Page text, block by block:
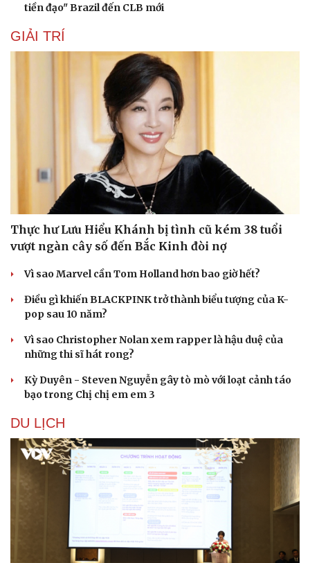
Sân khấu - Điện ảnh
Văn học
Âm nhạc
Di sản
Nghệ sĩ
Sao Việt
tiền đạo" Brazil đến CLB mới
GIẢI TRÍ
Thực hư Lưu Hiểu Khánh bị tình cũ kém 38 tuổi
vượt ngàn cây số đến Bắc Kinh đòi nợ
Vì sao Marvel cần Tom Holland hơn bao giờ hết?
Điều gì khiến BLACKPINK trở thành biểu tượng của K-
pop sau 10 năm?
Vì sao Christopher Nolan xem rapper là hậu duệ của
những thi sĩ hát rong?
Kỳ Duyên - Steven Nguyễn gây tò mò với loạt cảnh táo
bạo trong Chị chị em em 3
DU LỊCH